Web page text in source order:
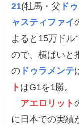
21(牡馬・父 ド
ャスティファイ
よると15万ドル
ので、横ばいと
の ドゥラメンテ
ト はG1を1勝。
アエロリット
に日本での実績